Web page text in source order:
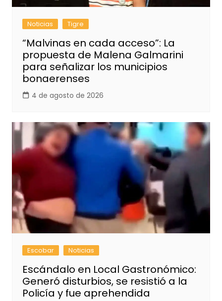
Noticias Tigre
“Malvinas en cada acceso”: La
propuesta de Malena Galmarini
para señalizar los municipios
bonaerenses
4 de agosto de 2026
Escobar Noticias
Escándalo en Local Gastronómico:
Generó disturbios, se resistió a la
Policía y fue aprehendida